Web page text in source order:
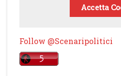
Accetta
Follow @Scenaripolitici